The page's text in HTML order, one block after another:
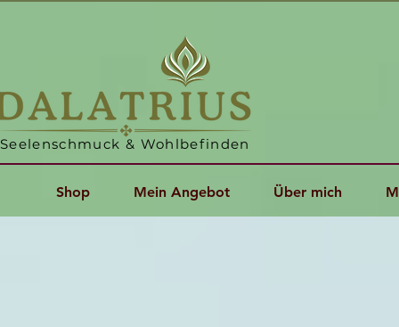
Seelenschmuck & Wohlbefinden
Shop Mein Angebot Über mich